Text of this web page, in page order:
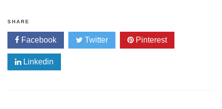
SHARE
Facebook Twitter Pinterest
Linkedin